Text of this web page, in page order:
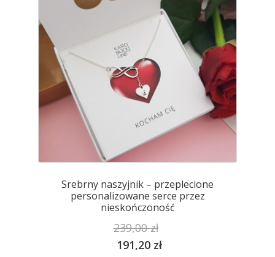
wybrać
na
stronie
produktu
Srebrny naszyjnik – przeplecione
personalizowane serce przez
nieskończoność
239,00zł
191,20 zł